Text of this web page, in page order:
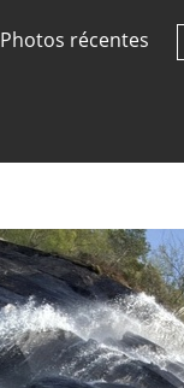
Photos récentes